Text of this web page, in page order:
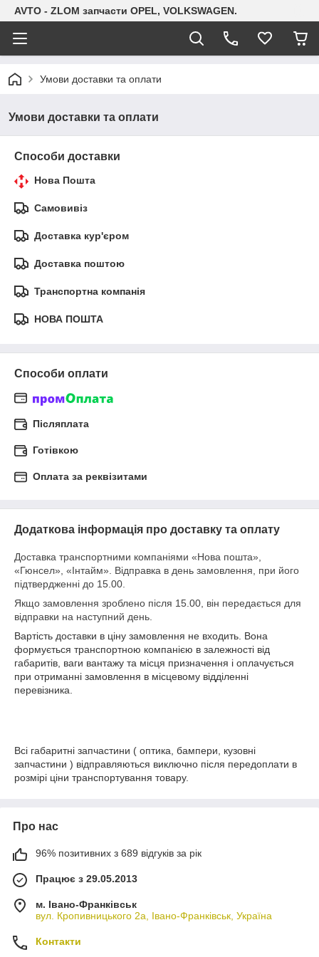
AVTO - ZLOM запчасти OPEL, VOLKSWAGEN.
Умови доставки та оплати
Умови доставки та оплати
Способи доставки
Нова Пошта
Самовивіз
Доставка кур'єром
Доставка поштою
Транспортна компанія
НОВА ПОШТА
Способи оплати
Післяплата
Готівкою
Оплата за реквізитами
Додаткова інформація про доставку та оплату
Доставка транспортними компаніями «Нова пошта»,
«Гюнсел», «Інтайм». Відправка в день замовлення, при його
підтвердженні до 15.00.
Якщо замовлення зроблено після 15.00, він передається для
відправки на наступний день.
Вартість доставки в ціну замовлення не входить. Вона
формується транспортною компанією в залежності від
габаритів, ваги вантажу та місця призначення і оплачується
при отриманні замовлення в місцевому відділенні
перевізника.
Всі габаритні запчастини ( оптика, бампери, кузовні
запчастини ) відправляються виключно після передоплати в
розмірі ціни транспортування товару.
Про нас
96% позитивних з 689 відгуків за рік
Працює з 29.05.2013
м. Івано-Франківськ
вул. Кропивницького 2а, Івано-Франківськ, Україна
Контакти